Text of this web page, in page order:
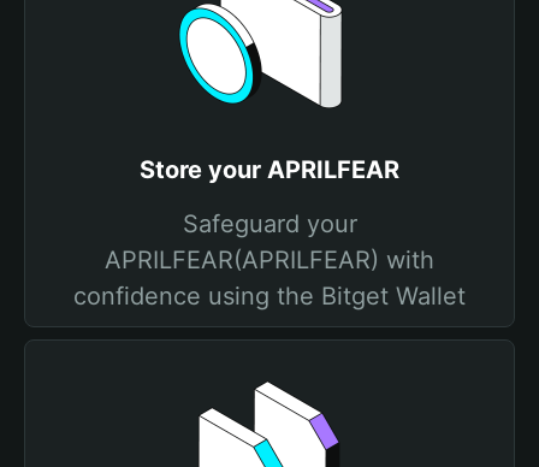
Store your APRILFEAR
Safeguard your
APRILFEAR(APRILFEAR) with
confidence using the Bitget Wallet